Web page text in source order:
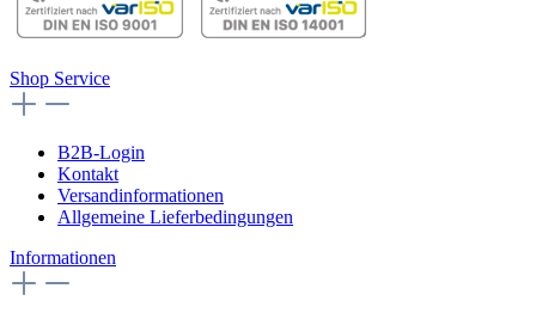
Shop Service
B2B-Login
Kontakt
Versandinformationen
Allgemeine Lieferbedingungen
Informationen